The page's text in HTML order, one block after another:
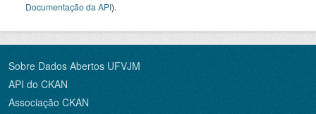
Documentação da API).
Sobre Dados Abertos UFVJM
API do CKAN
Associação CKAN